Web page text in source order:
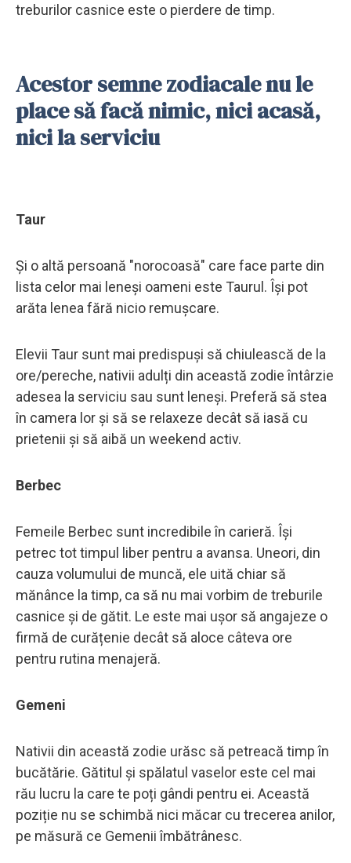
treburilor casnice este o pierdere de timp.
Acestor semne zodiacale nu le
place să facă nimic, nici acasă,
nici la serviciu
Taur
Și o altă persoană "norocoasă" care face parte din
lista celor mai leneși oameni este Taurul. Își pot
arăta lenea fără nicio remușcare.
Elevii Taur sunt mai predispuși să chiulească de la
ore/pereche, nativii adulți din această zodie întârzie
adesea la serviciu sau sunt leneși. Preferă să stea
în camera lor și să se relaxeze decât să iasă cu
prietenii și să aibă un weekend activ.
Berbec
Femeile Berbec sunt incredibile în carieră. Își
petrec tot timpul liber pentru a avansa. Uneori, din
cauza volumului de muncă, ele uită chiar să
mănânce la timp, ca să nu mai vorbim de treburile
casnice și de gătit. Le este mai ușor să angajeze o
firmă de curățenie decât să aloce câteva ore
pentru rutina menajeră.
Gemeni
Nativii din această zodie urăsc să petreacă timp în
bucătărie. Gătitul și spălatul vaselor este cel mai
rău lucru la care te poți gândi pentru ei. Această
poziție nu se schimbă nici măcar cu trecerea anilor,
pe măsură ce Gemenii îmbătrânesc.